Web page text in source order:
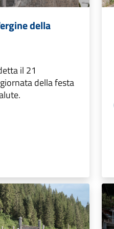
della
il 21
della festa